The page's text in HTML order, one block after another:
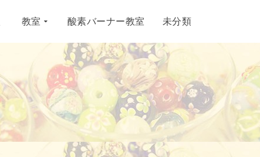
教室 酸素バーナー教室 未分類